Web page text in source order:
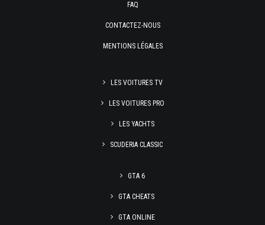
FAQ
CONTACTEZ-NOUS
MENTIONS LÉGALES
LES VOITURES TV
LES VOITURES PRO
LES YACHTS
SCUDERIA CLASSIC
GTA 6
GTA CHEATS
GTA ONLINE